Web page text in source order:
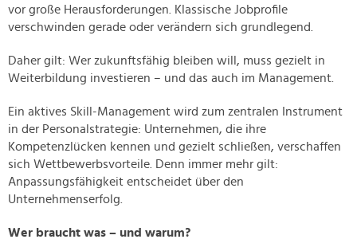
vor große Herausforderungen. Klassische Jobprofile
verschwinden gerade oder verändern sich grundlegend.
Daher gilt: Wer zukunftsfähig bleiben will, muss gezielt in
Weiterbildung investieren – und das auch im Management.
Ein aktives Skill-Management wird zum zentralen Instrument
in der Personalstrategie: Unternehmen, die ihre
Kompetenzlücken kennen und gezielt schließen, verschaffen
sich Wettbewerbsvorteile. Denn immer mehr gilt:
Anpassungsfähigkeit entscheidet über den
Unternehmenserfolg.
Wer braucht was – und warum?